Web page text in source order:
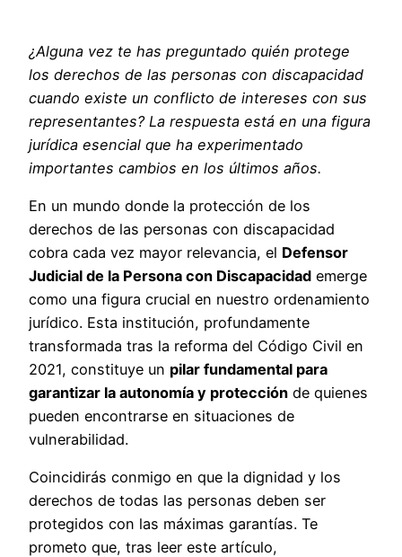
¿Alguna vez te has preguntado quién protege
los derechos de las personas con discapacidad
cuando existe un conflicto de intereses con sus
representantes? La respuesta está en una figura
jurídica esencial que ha experimentado
importantes cambios en los últimos años.
En un mundo donde la protección de los
derechos de las personas con discapacidad
cobra cada vez mayor relevancia, el Defensor
Judicial de la Persona con Discapacidad emerge
como una figura crucial en nuestro ordenamiento
jurídico. Esta institución, profundamente
transformada tras la reforma del Código Civil en
2021, constituye un pilar fundamental para
garantizar la autonomía y protección de quienes
pueden encontrarse en situaciones de
vulnerabilidad.
Coincidirás conmigo en que la dignidad y los
derechos de todas las personas deben ser
protegidos con las máximas garantías. Te
prometo que, tras leer este artículo,